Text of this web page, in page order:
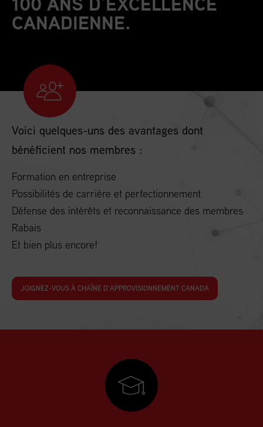
CANADIENNE.
Voici quelques-uns des avantages dont
bénéficient nos membres :
Formation en entreprise
Possibilités de carrière et perfectionnement
Défense des intérêts et reconnaissance des membres
Rabais
Et bien plus encore!
JOIGNEZ-VOUS À CHAÎNE D’APPROVISIONNEMENT CANADA